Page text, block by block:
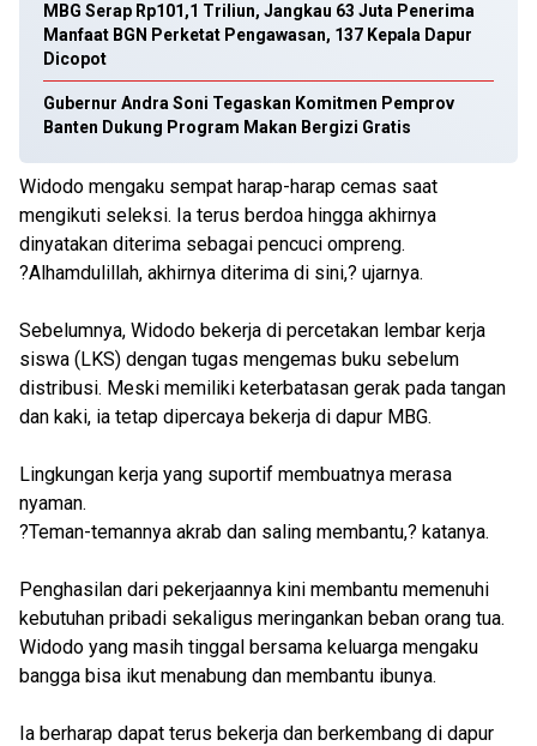
MBG Serap Rp101,1 Triliun, Jangkau 63 Juta Penerima
Manfaat BGN Perketat Pengawasan, 137 Kepala Dapur
Dicopot
Gubernur Andra Soni Tegaskan Komitmen Pemprov
Banten Dukung Program Makan Bergizi Gratis
Widodo mengaku sempat harap-harap cemas saat
mengikuti seleksi. Ia terus berdoa hingga akhirnya
dinyatakan diterima sebagai pencuci ompreng.
?Alhamdulillah, akhirnya diterima di sini,? ujarnya.
Sebelumnya, Widodo bekerja di percetakan lembar kerja
siswa (LKS) dengan tugas mengemas buku sebelum
distribusi. Meski memiliki keterbatasan gerak pada tangan
dan kaki, ia tetap dipercaya bekerja di dapur MBG.
Lingkungan kerja yang suportif membuatnya merasa
nyaman.
?Teman-temannya akrab dan saling membantu,? katanya.
Penghasilan dari pekerjaannya kini membantu memenuhi
kebutuhan pribadi sekaligus meringankan beban orang tua.
Widodo yang masih tinggal bersama keluarga mengaku
bangga bisa ikut menabung dan membantu ibunya.
Ia berharap dapat terus bekerja dan berkembang di dapur